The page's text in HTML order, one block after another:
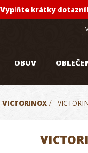
Vyplňte krátky
OBUV
VICTORINOX >